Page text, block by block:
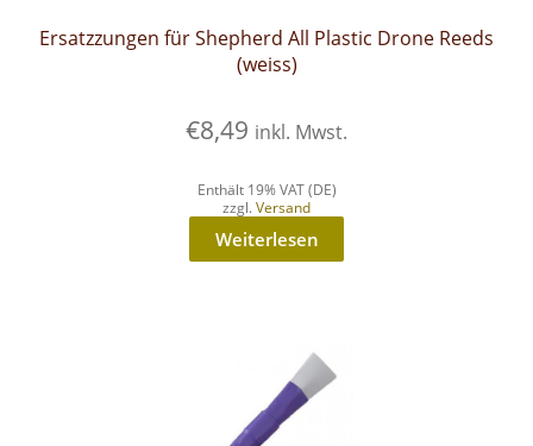
Ersatzzungen für Shepherd All Plastic Drone Reeds
(weiss)
€8,49 inkl. Mwst.
Enthält 19% VAT (DE)
zzgl.Versand
Weiterlesen